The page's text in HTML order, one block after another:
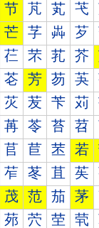
节 芃 芄 芅
芒 芓 芔 芕
芢 芣 芤 芥
芲 芳 芴 芵
苂 苃 苄 苅
苒 苓 苔 苕
苢 苣 苤 若
苲 苳 苴 苵
茂 范 茄 茅
茒 茓 茔 茕